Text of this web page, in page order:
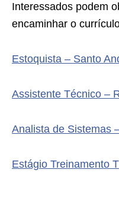
Interessados podem
encaminhar o
Estoquista – Santo
Assistente Técnico –
Analista de Sistemas
Estágio Treinamento